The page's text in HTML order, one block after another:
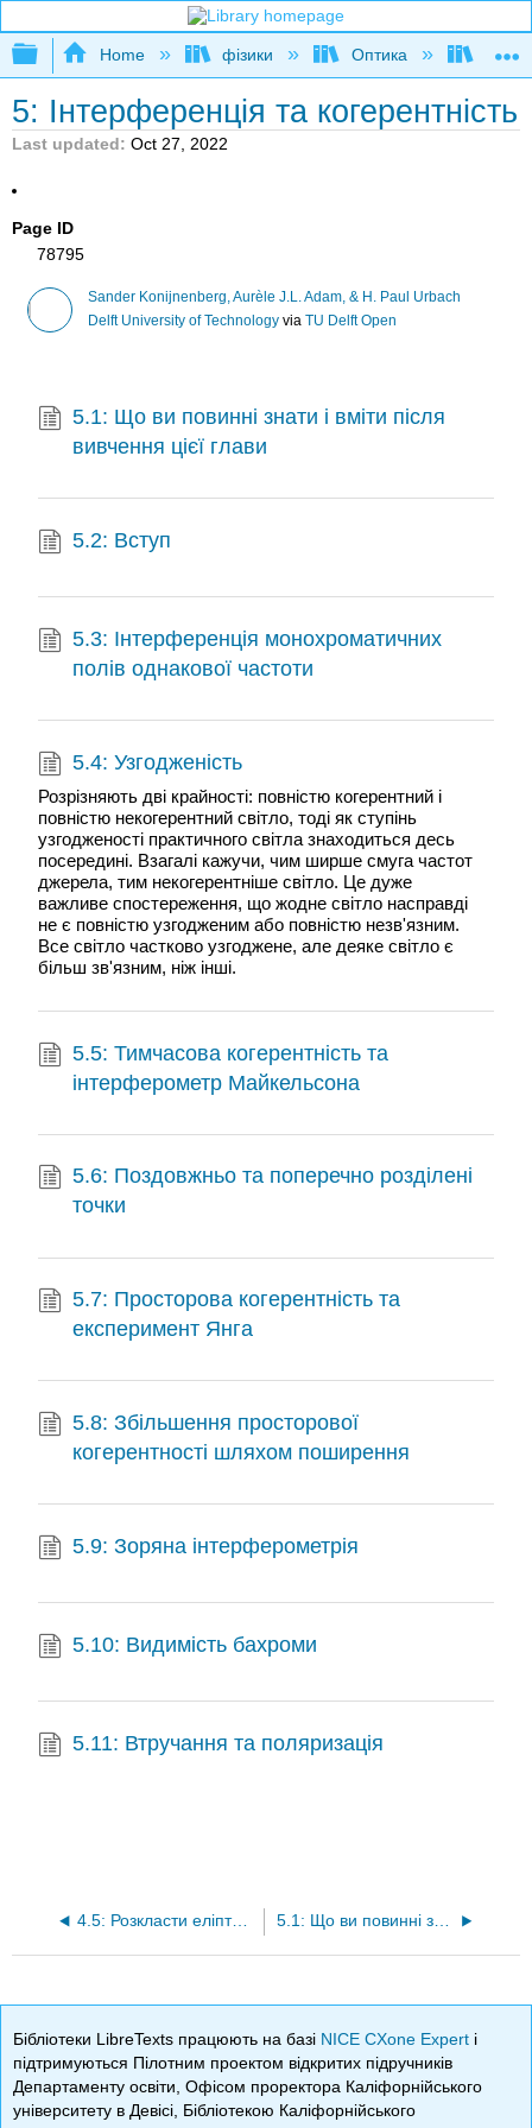
Expand/collapse global hierarchy
Home фізики Оптика
5: Інтерференція та когерентність
Last updated Oct 27, 2022
Page ID
78795
Sander Konijnenberg, Aurèle J.L. Adam, & H. Paul Urbach
Delft University of Technologyvia TU Delft Open
5.1: Що ви повинні знати і вміти після
вивчення цієї глави
5.2: Вступ
5.3: Інтерференція монохроматичних
полів однакової частоти
5.4: Узгодженість
Розрізняють дві крайності: повністю когерентний і
повністю некогерентний світло, тоді як ступінь
узгодженості практичного світла знаходиться десь
посередині. Взагалі кажучи, чим ширше смуга частот
джерела, тим некогерентніше світло. Це дуже
важливе спостереження, що жодне світло насправді
не є повністю узгодженим або повністю незв'язним.
Все світло частково узгоджене, але деяке світло є
більш зв'язним, ніж інші.
5.5: Тимчасова когерентність та
інтерферометр Майкельсона
5.6: Поздовжньо та поперечно розділені
точки
5.7: Просторова когерентність та
експеримент Янга
5.8: Збільшення просторової
когерентності шляхом поширення
5.9: Зоряна інтерферометрія
5.10: Видимість бахроми
5.11: Втручання та поляризація
4.5: Розкласти еліптичну поляризацію на лінійні та кругові стани 5.1: Що ви повинні знати і вміти після вивчення цієї глави
Бібліотеки LibreTexts працюють на базі NICE CXone Expert і
підтримуються Пілотним проектом відкритих підручників
Департаменту освіти, Офісом проректора Каліфорнійського
університету в Девісі, Бібліотекою Каліфорнійського